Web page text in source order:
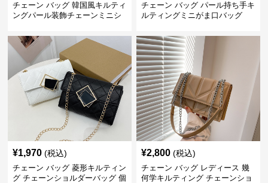
チェーン バッグ 韓国風キルティ
ングパール装飾チェーンミニシ
チェーン バッグ パール持ち手キ
ルティングミニがま口バッグ
¥1,970 (税込)
チェーン バッグ 菱形キルティン
グ チェーンショルダーバッグ 個
¥2,800 (税込)
チェーン バッグ レディース 幾
何学キルティング チェーンショ